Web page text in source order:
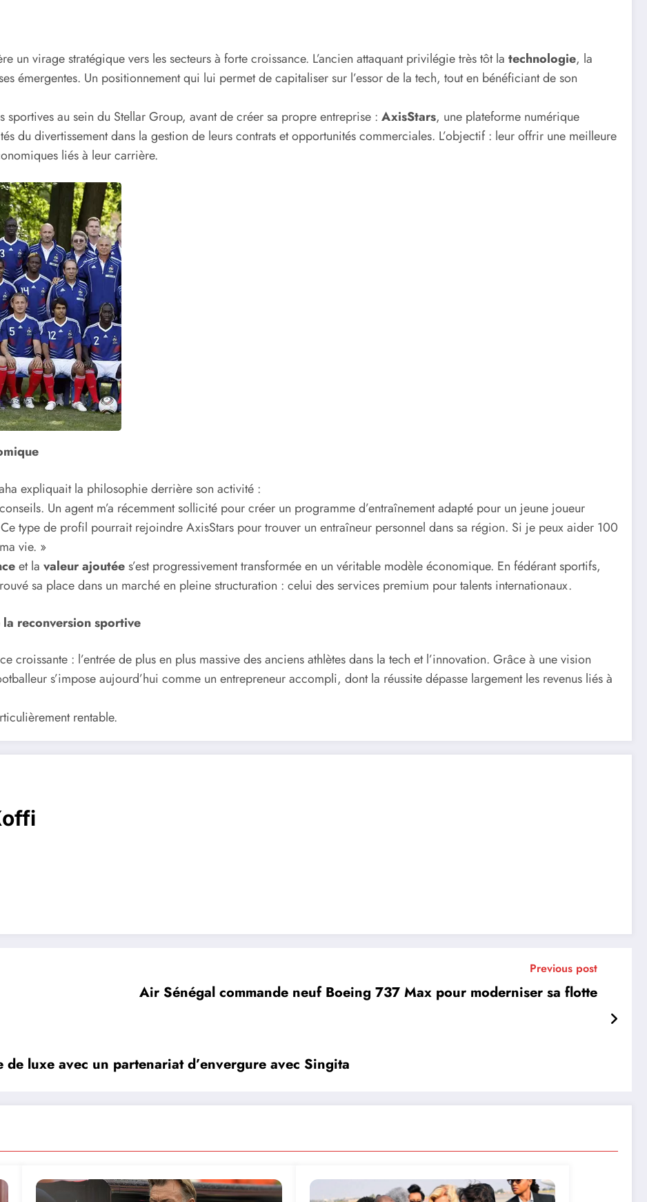
un virage stratégique vers les secteurs à forte croissance. L’ancien attaquant privilégie très tôt la technologie, la
émergentes. Un positionnement qui lui permet de capitaliser sur l’essor de la tech, tout en bénéficiant de son
sportives au sein du Stellar Group, avant de créer sa propre entreprise : AxisStars, une plateforme numérique
du divertissement dans la gestion de leurs contrats et opportunités commerciales. L’objectif : leur offrir une meilleure
liés à leur carrière.
expliquait la philosophie derrière son activité :
Un agent m’a récemment sollicité pour créer un programme d’entraînement adapté pour un jeune joueur
type de profil pourrait rejoindre AxisStars pour trouver un entraîneur personnel dans sa région. Si je peux aider 100
vie. »
et la valeur ajoutées’est progressivement transformée en un véritable modèle économique. En fédérant sportifs,
sa place dans un marché en pleine structuration : celui des services premium pour talents internationaux.
reconversion sportive
croissante : l’entrée de plus en plus massive des anciens athlètes dans la tech et l’innovation. Grâce à une vision
s’impose aujourd’hui comme un entrepreneur accompli, dont la réussite dépasse largement les revenus liés à
rentable.
Previous post
Air Sénégal commande neuf Boeing 737 Max pour moderniser sa flotte
luxe avec un partenariat d’envergure avec Singita